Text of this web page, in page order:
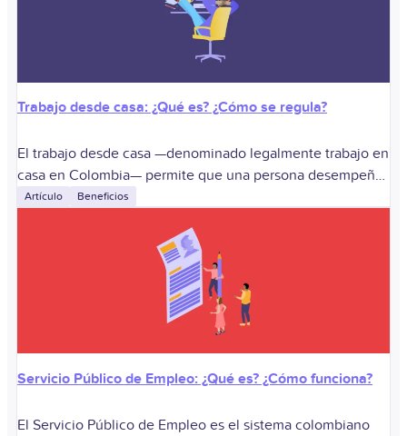
Trabajo desde casa: ¿Qué es? ¿Cómo se regula?
El trabajo desde casa —denominado legalmente trabajo en
casa en Colombia— permite que una persona desempeñe
temporalmente sus funciones fuera del lugar habitual ante
Artículo Beneficios
Servicio Público de Empleo: ¿Qué es? ¿Cómo funciona?
El Servicio Público de Empleo es el sistema colombiano